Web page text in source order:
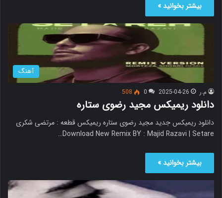
بیشتر بخوانید »
آهنگ
م.ر 2025-04-26
0
508
دانلود ریمیکس مجید رضوی ستاره
دانلود ریمیکس جدید مجید رضوی ستاره ریمیکس قطعه : مرتضی شکری
Download New Remix BY : Majid Razavi | Setare…
بیشتر بخوانید »